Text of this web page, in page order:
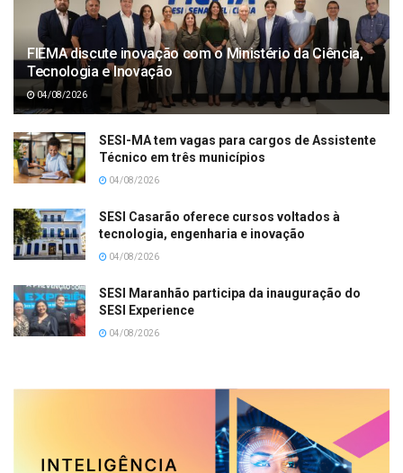
FIEMA discute inovação com o Ministério da Ciência,
Tecnologia e Inovação
04/08/2026
SESI-MA tem vagas para cargos de Assistente
Técnico em três municípios
04/08/2026
SESI Casarão oferece cursos voltados à
tecnologia, engenharia e inovação
04/08/2026
SESI Maranhão participa da inauguração do
SESI Experience
04/08/2026